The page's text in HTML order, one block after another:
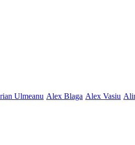
Ulmeanu Alex Blaga Alex Vasiu